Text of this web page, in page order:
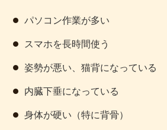
パソコン作業が多い
スマホを長時間使う
姿勢が悪い、猫背になっている
内臓下垂になっている
身体が硬い（特に背骨）